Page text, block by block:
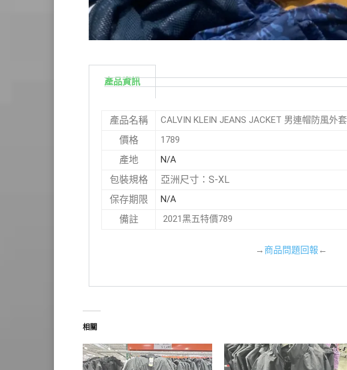
產品資訊
產品名稱 CALVIN KLEIN JEANS JACKET 男連帽防風外
價格 1789
產地 N/A
包裝規格 亞洲尺寸：S-XL
保存期限 N/A
備註 2021黑五特價789
→ 商品問題回報 ←
相關